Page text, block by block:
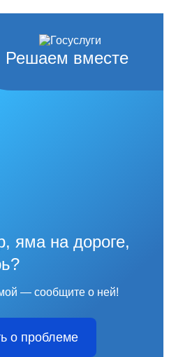
Решаем вместе
яма на дороге,
— сообщите о ней!
о проблеме